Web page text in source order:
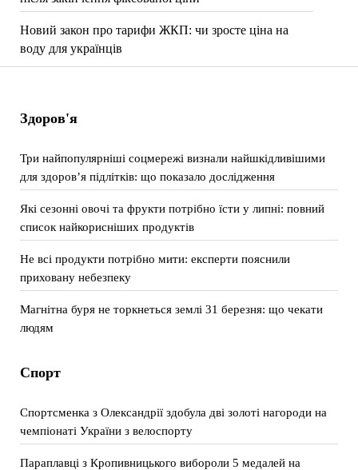
Новий закон про тарифи ЖКП: чи зросте ціна на
воду для українців
Здоров'я
Три найпопулярніші соцмережі визнали найшкідливішими
для здоров’я підлітків: що показало дослідження
Які сезонні овочі та фрукти потрібно їсти у липні: повний
список найкорисніших продуктів
Не всі продукти потрібно мити: експерти пояснили
приховану небезпеку
Магнітна буря не торкнеться землі 31 березня: що чекати
людям
Спорт
Спортсменка з Олександрії здобула дві золоті нагороди на
чемпіонаті України з велоспорту
Параплавці з Кропивницького вибороли 5 медалей на